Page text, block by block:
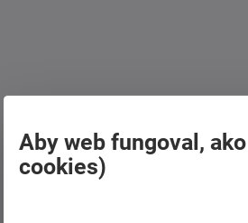
Aby web fungoval,
cookies)